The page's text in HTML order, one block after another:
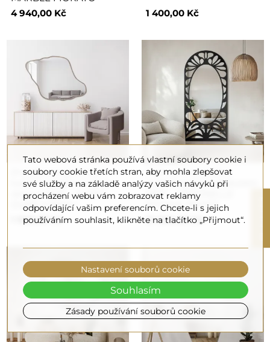
4 940,00 Kč
1 400,00 Kč
Zrcadlo s organickým
tvarem v kašmírovém
rámu z MDF – MARIS
DUNE V RÁMU
1 920,00 Kč
Polovalné zrcadlo s
prolamovaným dekorem
MDF – VERONELLE
ROSAVA 95x200
21 650,00 Kč
Tato webová stránka používá vlastní soubory cookie i
soubory cookie třetích stran, aby mohla zlepšovat
své služby a na základě analýzy vašich návyků při
procházení webu vám zobrazovat reklamy
odpovídající vašim preferencím. Chcete-li s jejich
používáním souhlasit, klikněte na tlačítko „Přijmout“.
Zásady používání souborů cookie
Nastavení souborů cookie
Souhlasím